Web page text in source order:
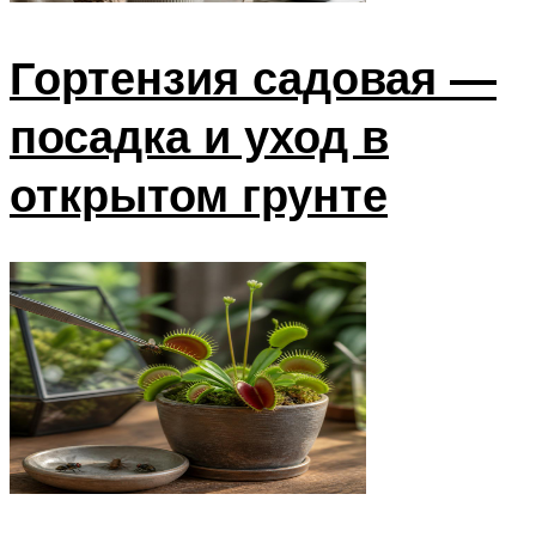
Гортензия садовая —
посадка и уход в
открытом грунте